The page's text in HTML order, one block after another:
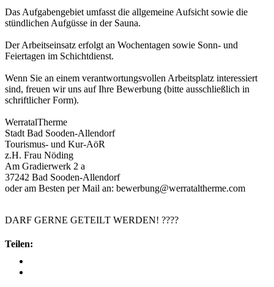
Das Aufgabengebiet umfasst die allgemeine Aufsicht sowie die
stündlichen Aufgüsse in der Sauna.
Der Arbeitseinsatz erfolgt an Wochentagen sowie Sonn- und
Feiertagen im Schichtdienst.
Wenn Sie an einem verantwortungsvollen Arbeitsplatz interessiert
sind, freuen wir uns auf Ihre Bewerbung (bitte ausschließlich in
schriftlicher Form).
WerratalTherme
Stadt Bad Sooden-Allendorf
Tourismus- und Kur-AöR
z.H. Frau Nöding
Am Gradierwerk 2 a
37242 Bad Sooden-Allendorf
oder am Besten per Mail an: bewerbung@werrataltherme.com
DARF GERNE GETEILT WERDEN! ????
Teilen: